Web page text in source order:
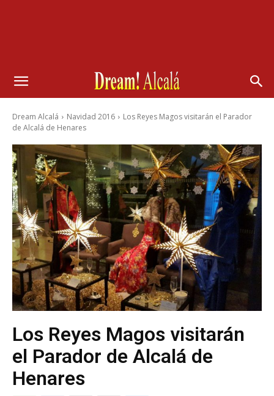
Dream Alcalá Navidad 2016
Los Reyes Magos visitarán el Parador
de Alcalá de Henares
Los Reyes Magos visitarán
el Parador de Alcalá de
Henares